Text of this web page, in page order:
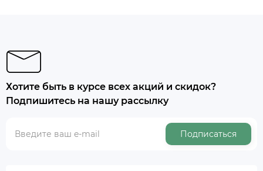
Хотите быть в курсе всех акций и скидок?
Подпишитесь на нашу рассылку
Подписаться